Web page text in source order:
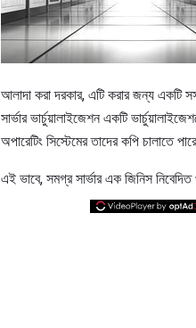
আলাদা করা দরকার, এটি করার জন্য একটি
সার্ভার ভার্চুয়ালাইজেশন একটি
অপারেটিং সিস্টেমের তাদের কপি চালাতে
এই ভাবে, সমগ্র সার্ভার এক জিনিস নিবেদিত